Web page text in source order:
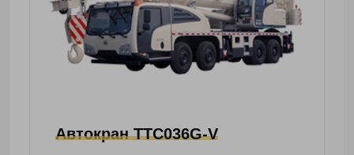
АвтокранTTC036G-V